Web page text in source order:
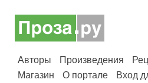
Авторы Произведения
Магазин
О портале Вход